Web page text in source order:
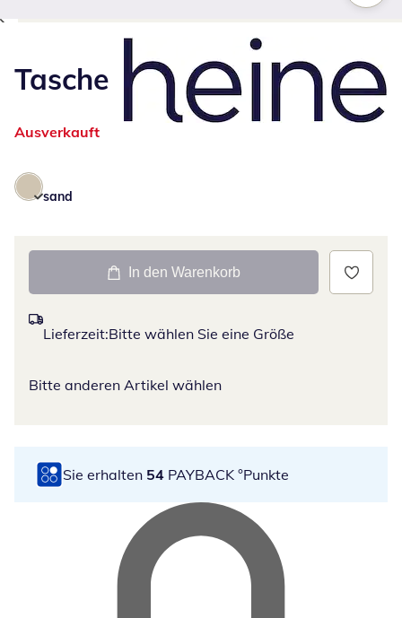
Tasche
Ausverkauft
sand
In den Warenkorb
Lieferzeit:Bitte wählen Sie eine Größe
Bitte anderen Artikel wählen
Sie erhalten 54 PAYBACK °Punkte